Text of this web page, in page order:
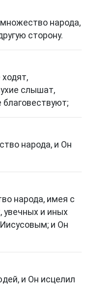
народа,
сторону.
слышат,
народа, и Он
народа, имея с
и иных
Иисусовым; и Он
и Он исцелил